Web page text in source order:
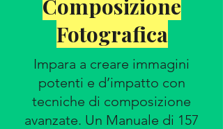
Composizione
Fotografica
Impara a creare immagini
potenti e d’impatto con
tecniche di composizione
avanzate. Un Manuale di 157